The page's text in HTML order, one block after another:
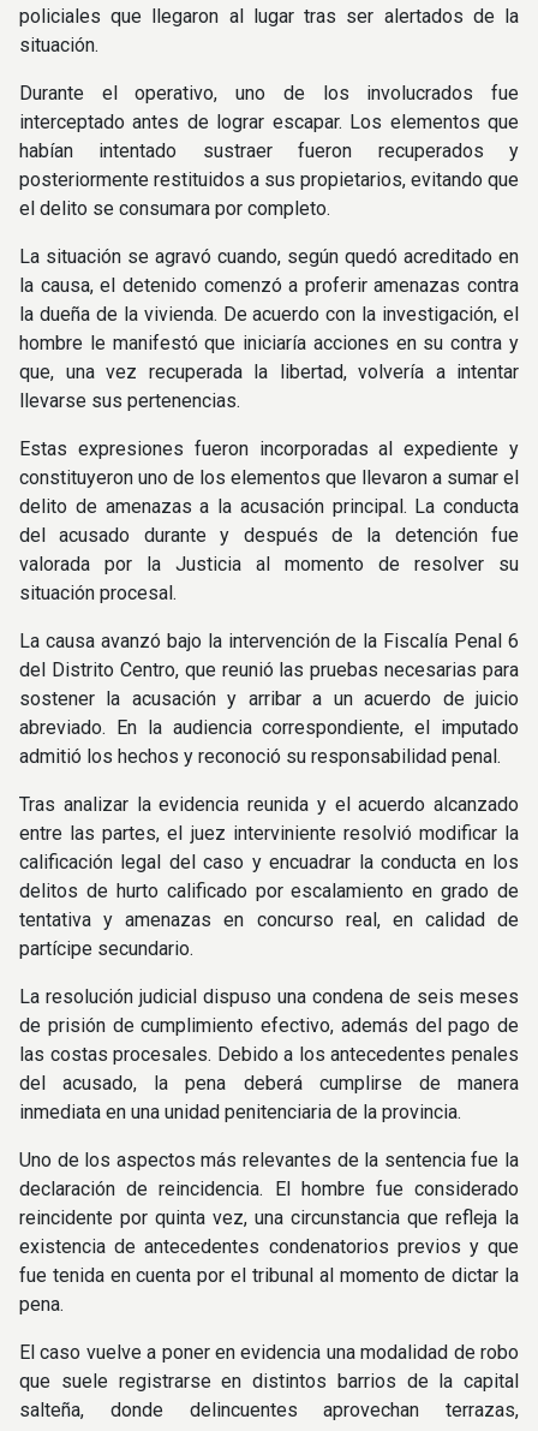
policiales que llegaron al lugar tras ser alertados de la
situación.
Durante el operativo, uno de los involucrados fue
interceptado antes de lograr escapar. Los elementos que
habían intentado sustraer fueron recuperados y
posteriormente restituidos a sus propietarios, evitando que
el delito se consumara por completo.
La situación se agravó cuando, según quedó acreditado en
la causa, el detenido comenzó a proferir amenazas contra
la dueña de la vivienda. De acuerdo con la investigación, el
hombre le manifestó que iniciaría acciones en su contra y
que, una vez recuperada la libertad, volvería a intentar
llevarse sus pertenencias.
Estas expresiones fueron incorporadas al expediente y
constituyeron uno de los elementos que llevaron a sumar el
delito de amenazas a la acusación principal. La conducta
del acusado durante y después de la detención fue
valorada por la Justicia al momento de resolver su
situación procesal.
La causa avanzó bajo la intervención de la Fiscalía Penal 6
del Distrito Centro, que reunió las pruebas necesarias para
sostener la acusación y arribar a un acuerdo de juicio
abreviado. En la audiencia correspondiente, el imputado
admitió los hechos y reconoció su responsabilidad penal.
Tras analizar la evidencia reunida y el acuerdo alcanzado
entre las partes, el juez interviniente resolvió modificar la
calificación legal del caso y encuadrar la conducta en los
delitos de hurto calificado por escalamiento en grado de
tentativa y amenazas en concurso real, en calidad de
partícipe secundario.
La resolución judicial dispuso una condena de seis meses
de prisión de cumplimiento efectivo, además del pago de
las costas procesales. Debido a los antecedentes penales
del acusado, la pena deberá cumplirse de manera
inmediata en una unidad penitenciaria de la provincia.
Uno de los aspectos más relevantes de la sentencia fue la
declaración de reincidencia. El hombre fue considerado
reincidente por quinta vez, una circunstancia que refleja la
existencia de antecedentes condenatorios previos y que
fue tenida en cuenta por el tribunal al momento de dictar la
pena.
El caso vuelve a poner en evidencia una modalidad de robo
que suele registrarse en distintos barrios de la capital
salteña, donde delincuentes aprovechan terrazas,